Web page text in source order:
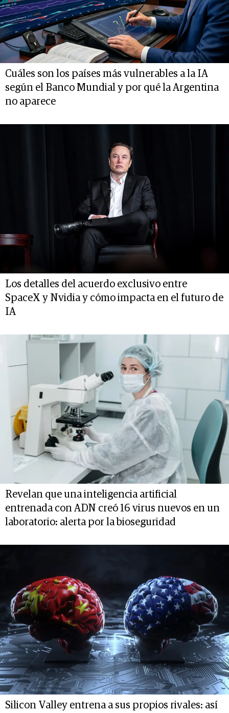
Cuáles son los países más vulnerables a la IA
según el Banco Mundial y por qué la Argentina
no aparece
Los detalles del acuerdo exclusivo entre
SpaceX y Nvidia y cómo impacta en el futuro de
IA
Revelan que una inteligencia artificial
entrenada con ADN creó 16 virus nuevos en un
laboratorio: alerta por la bioseguridad
Silicon Valley entrena a sus propios rivales: así